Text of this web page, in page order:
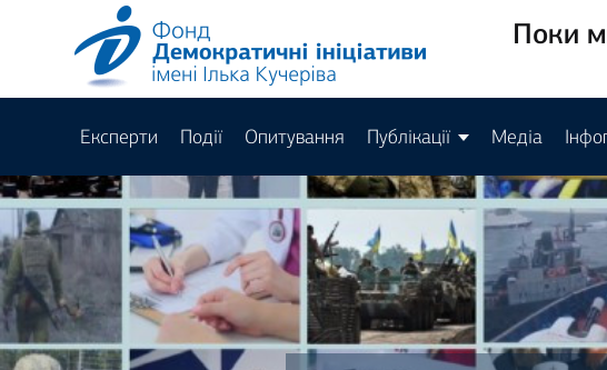
Поки
Експерти Події Опитування Публікації Медіа